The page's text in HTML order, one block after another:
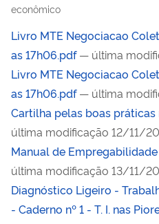
econômico
Livro MTE Negociacao
as 17h06.pdf — última
Livro MTE Negociacao
as 17h06.pdf — última
Cartilha pelas boas
última modificação 12/11/
Manual de Empregabilidade
última modificação 13/11/
Diagnóstico Ligeiro -
- Caderno nº 1 - T. I. nas